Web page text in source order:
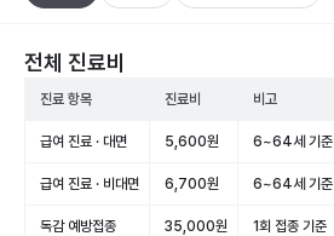
전체 진료비
진료 항목 진료비 비고
급여 진료 · 대면 5,600원 6~64세 기준
급여 진료 · 비대면 6,700원 6~64세 기준
독감 예방접종 35,000원 1회 접종 기준